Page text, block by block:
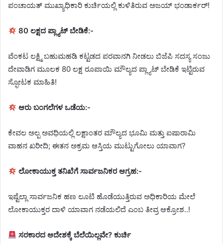
ಪಂಚಾಯತ್ ಮುಖ್ಯಾಧಿಕಾರಿ ಕುರ್ಚಿಯಲ್ಲಿ ಕುಳಿತಿರುವ ಅಜಯ್ ಭಂಡಾರ್ಕರ್!
80 ಲಕ್ಷದ ಪ್ಲ್ಯಾಟ್ ಬೇಡಿಕೆ:-
ವೆಂಕಟ ಲಕ್ಷ್ಮಿ ಬಹುಮಹಡಿ ಕಟ್ಟಡದ ಪರವಾನಗಿ ನೀಡಲು ಬಿಜೆಪಿ ಸದಸ್ಯ ಸಂಜು
ದೇವಾಡಿಗ ಮೂಲಕ 80 ಲಕ್ಷ ರೂಪಾಯಿ ಮೌಲ್ಯದ ಪ್ಲ್ಯಾಟ್ ಬೇಡಿಕೆ ಇಟ್ಟಿರುವ
ಸ್ಫೋಟಕ ಮಾಹಿತಿ!
ಆರು ಬಂಗಲೆಗಳ ಒಡೆಯ:-
ಕೇವಲ ಅಲ್ಪ ಅವಧಿಯಲ್ಲಿ ಲಕ್ಷಾಂತರ ಮೌಲ್ಯದ ಭೂಮಿ ಮತ್ತು ಐಷಾರಾಮಿ
ವಾಹನ ಖರೀದಿ; ಈತನ ಅಕ್ರಮ ಆಸ್ತಿಯ ಮುಟ್ಟುಗೋಲು ಯಾವಾಗ?
ಲೋಕಾಯುಕ್ತ ತನಿಖೆಗೆ ಸಾರ್ವಜನಿಕರ ಆಗ್ರಹ:-
ಇಷ್ಟೆಲ್ಲಾ ಸಾರ್ವಜನಿಕ ಹಣ ಲೂಟಿ ಹೊಡೆಯುತ್ತಿರುವ ಅಧಿಕಾರಿಯ ಮೇಲೆ
ಲೋಕಾಯುಕ್ತರ ದಾಳಿ ಯಾವಾಗ ನಡೆಯಲಿದೆ ಎಂಬ ತೀವ್ರ ಆಕ್ರೋಶ..!
ಸರಕಾರದ ಆದೇಶಕ್ಕೆ ಬೆಲೆಯಿಲ್ಲವೇ? ಕುರ್ಚಿ